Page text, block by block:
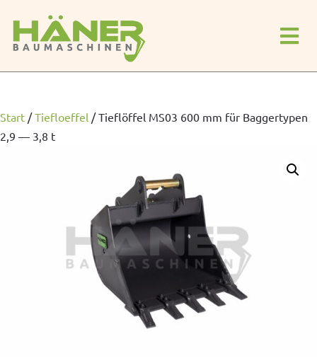
Start /Tiefloeffel /Tieflöffel MS03 600 mm für Baggertypen
2,9 — 3,8 t